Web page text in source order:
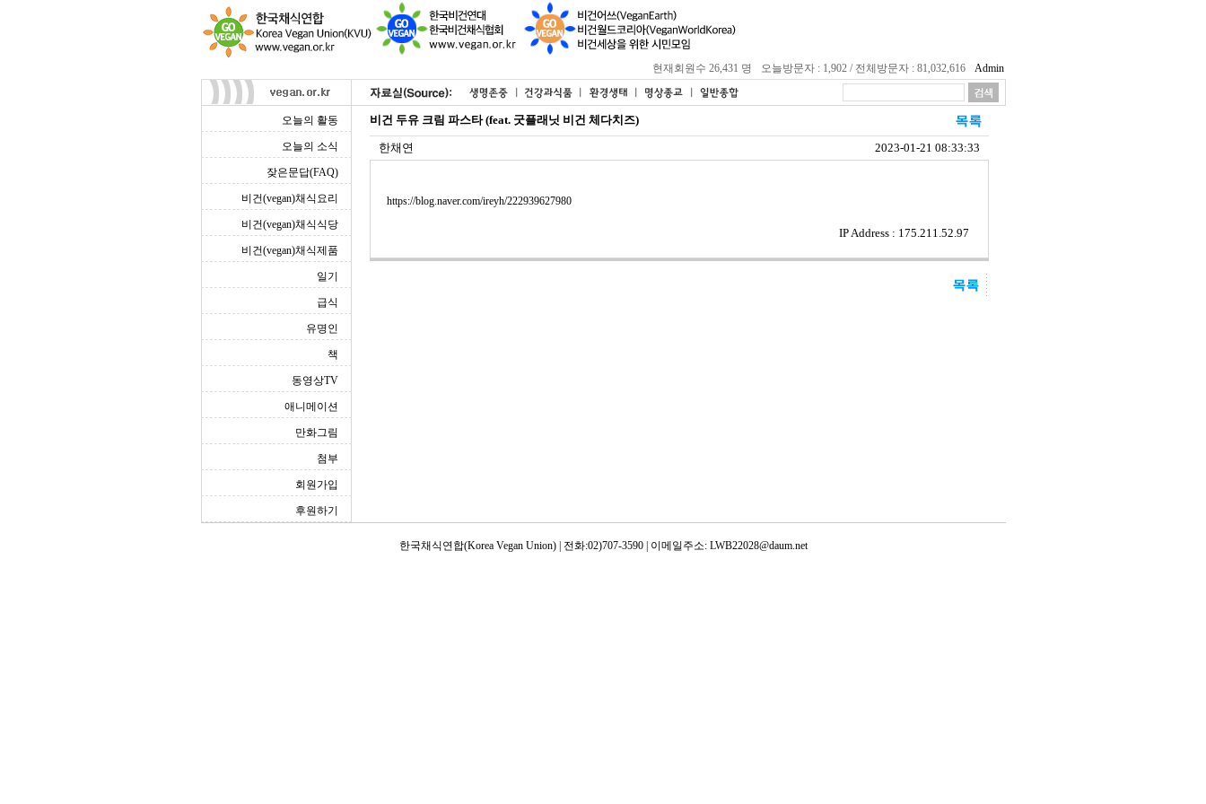
현재회원수 26,431 명 오늘방문자 : 1,902 / 전체방문자 : 81,032,616 Admin
오늘의 활동
오늘의 소식
잦은문답(FAQ)
비건(vegan)채식요리
비건(vegan)채식식당
비건(vegan)채식제품
일기
급식
유명인
책
동영상TV
애니메이션
만화그림
첨부
회원가입
후원하기
비건 두유 크림 파스타 (feat. 굿플래닛 비건 체다치즈)
한채연 2023-01-21 08:33:33
https://blog.naver.com/ireyh/222939627980
IP Address : 175.211.52.97
한국채식연합(Korea Vegan Union) | 전화:02)707-3590 | 이메일주소: LWB22028@daum.net